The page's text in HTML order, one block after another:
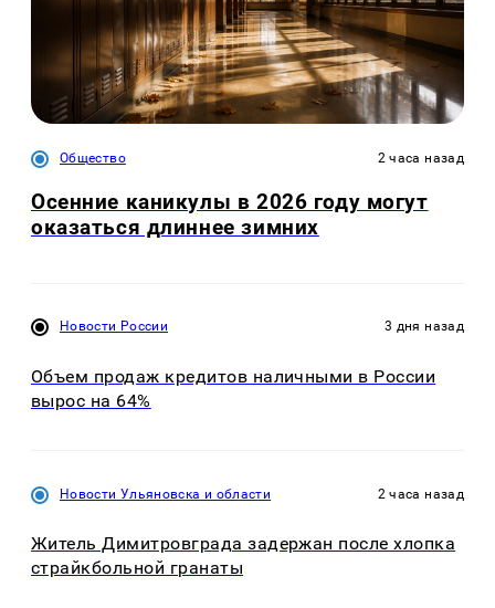
Общество 2 часа назад
Осенние каникулы в 2026 году могут
оказаться длиннее зимних
Новости России 3 дня назад
Объем продаж кредитов наличными в России
вырос на 64%
Новости Ульяновска и области 2 часа назад
Житель Димитровграда задержан после хлопка
страйкбольной гранаты